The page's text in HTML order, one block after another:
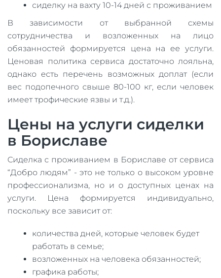
сиделку на вахту 10-14 дней с проживанием
В зависимости от выбранной схемы
сотрудничества и возложенных на лицо
обязанностей формируется цена на ее услуги.
Ценовая политика сервиса достаточно лояльна,
однако есть перечень возможных доплат (если
вес подопечного свыше 80-100 кг, если человек
имеет трофические язвы и т.д.).
Цены на услуги сиделки
в Бориславе
Сиделка с проживанием в Бориславе от сервиса
“Добро людям” - это не только о высоком уровне
профессионализма, но и о доступных ценах на
услуги. Цена формируется индивидуально,
поскольку все зависит от:
количества дней, которые человек будет
работать в семье;
возложенных на человека обязанностей;
графика работы;